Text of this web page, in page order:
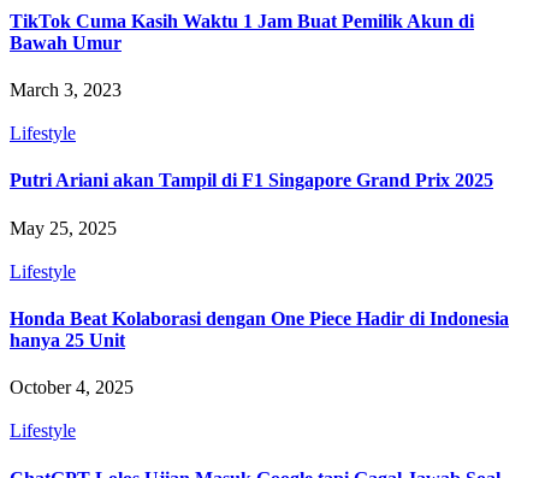
TikTok Cuma Kasih Waktu 1 Jam Buat Pemilik Akun di
Bawah Umur
March 3, 2023
Lifestyle
Putri Ariani akan Tampil di F1 Singapore Grand Prix 2025
May 25, 2025
Lifestyle
Honda Beat Kolaborasi dengan One Piece Hadir di Indonesia
hanya 25 Unit
October 4, 2025
Lifestyle